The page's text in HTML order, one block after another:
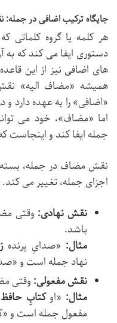
جایگاه ترکیب اضافی در جمله:
هر کلمه یا گروه کلماتی
دستوری ایفا می کند که
های اضافی نیز از این
همیشه «مضاف الیه»
«اضافی» را به عهده دارد
اما «مضاف»، خود می
جمله ایفا کند و اینجاست
نقش مضاف در جمله، بسته
اجزای جمله، تغییر می
نقش نهادی: وقتی
باشد.
مثال: «صدایِ پرنده
نهاد جمله است و
نقش مفعولی: وقتی
مثال: «اوکتابِ حافظ
مفعول جمله است و